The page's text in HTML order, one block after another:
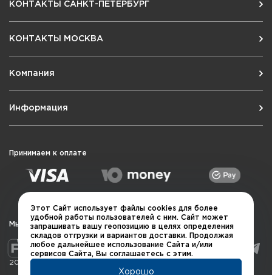
КОНТАКТЫ САНКТ-ПЕТЕРБУРГ
КОНТАКТЫ МОСКВА
Компания
Информация
Принимаем к оплате
Мы в социальных сетях
2026 © QUARTA "Оружейный квартал"
Этот Сайт использует файлы cookies для более
удобной работы пользователей с ним. Сайт может
запрашивать вашу геопозицию в целях определения
складов отгрузки и вариантов доставки. Продолжая
любое дальнейшее использование Сайта и/или
сервисов Сайта, Вы соглашаетесь с этим.
Хорошо